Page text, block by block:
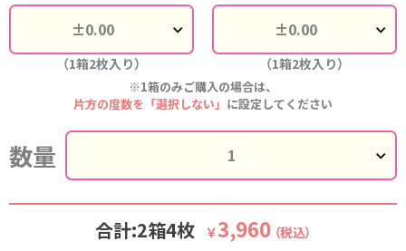
（1箱2枚入り） （1箱2枚入り）
※1箱のみご購入の場合は、
片方の度数を「選択しない」 に設定してください
数量
合計:2箱4枚 ￥3,960 （税込）